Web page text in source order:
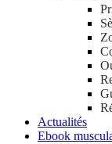
Actualités
Ebook